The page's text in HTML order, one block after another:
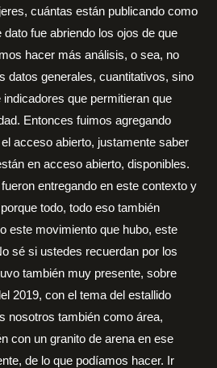
cuántas están publicando como
fue abriendo los ojos de que
hacer más análisis, o sea, no
datos generales, cuantitativos, sino
que permitieran que
Entonces fuimos agregando
acceso abierto, justamente saber
en acceso abierto, disponibles.
entregando en este contexto y
todo, todo eso también
este movimiento que hubo, este
sé si ustedes recuerdan por los
también muy presente, sobre
2019, con el tema del estallido
nosotros también como área,
con un granito de arena en ese
de lo que podíamos hacer. Ir